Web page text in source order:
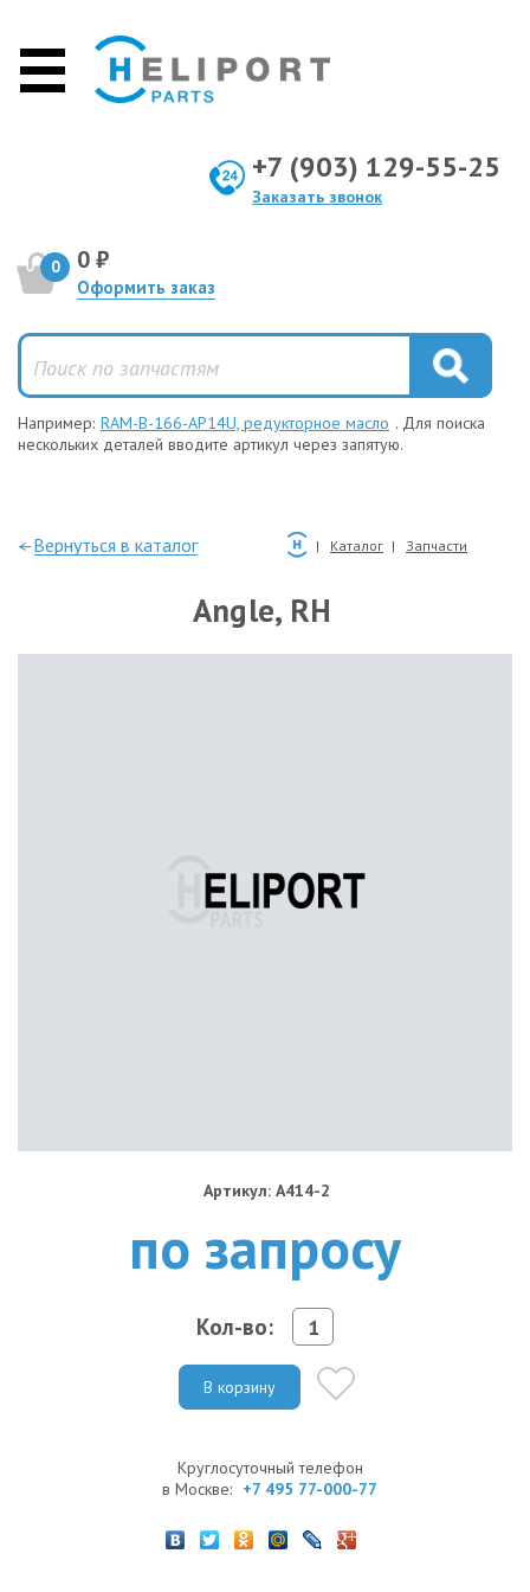
+7 (903) 129-55-25
Заказать звонок
0 0 ₽
Оформить заказ
Например: RAM-B-166-AP14U, редукторное масло . Для поиска
нескольких деталей вводите артикул через запятую.
—Вернуться в каталог Каталог Запчасти
Angle, RH
Артикул: A414-2
по запросу
Кол-во:
В корзину
Круглосуточный телефон
в Москве: +7 495 77-000-77